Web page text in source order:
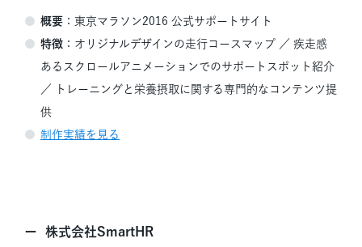
概要 ：東京マラソン2016 公式サポートサイト
特徴 ： オリジナルデザインの走行コースマップ ／ 疾走感
あるスクロールアニメーションでのサポートスポット紹介
／
トレーニングと栄養摂取に関する専門的なコンテンツ提
供
制作実績を見る
株式会社SmartHR